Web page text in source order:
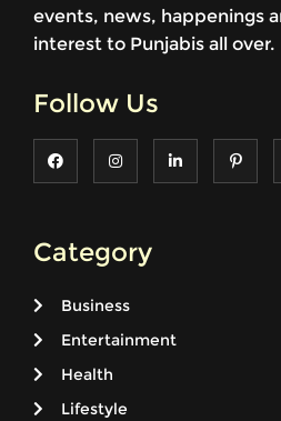
events, news, happenings
interest to Punjabis all over.
Follow Us
Category
Business
Entertainment
Health
Lifestyle